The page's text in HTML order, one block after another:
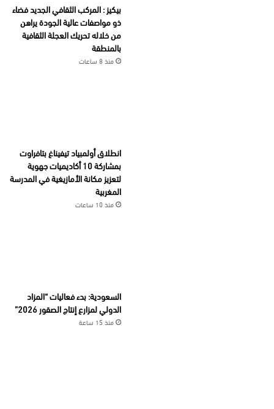
بيكيز : المركب الثقافي الجديد فضاء
ذو مواصفات عالية الجودة يراهن
من خلاله تحريك العجلة الثقافية
بالمنطقة
منذ 8 ساعات
انطلاق أولمبياد تيفيناغ بتافراوت
بمشاركة 10 أكاديميات جهوية
لتعزيز مكانة الأمازيغية في المدرسة
المغربية
منذ 10 ساعات
السعودية: بدء فعاليات “المزاد
الدولي لمزارع إنتاج الصقور 2026”
منذ 15 ساعة